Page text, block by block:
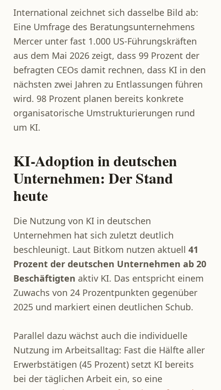
International zeichnet sich dasselbe Bild ab:
Eine Umfrage des Beratungsunternehmens
Mercer unter fast 1.000 US-Führungskräften
aus dem Mai 2026 zeigt, dass 99 Prozent der
befragten CEOs damit rechnen, dass KI in den
nächsten zwei Jahren zu Entlassungen führen
wird. 98 Prozent planen bereits konkrete
organisatorische Umstrukturierungen rund
um KI.
KI-Adoption in deutschen
Unternehmen: Der Stand
heute
Die Nutzung von KI in deutschen
Unternehmen hat sich zuletzt deutlich
beschleunigt. Laut Bitkom nutzen aktuell 41
Prozent der deutschen Unternehmen ab 20
Beschäftigten aktiv KI. Das entspricht einem
Zuwachs von 24 Prozentpunkten gegenüber
2025 und markiert einen deutlichen Schub.
Parallel dazu wächst auch die individuelle
Nutzung im Arbeitsalltag: Fast die Hälfte aller
Erwerbstätigen (45 Prozent) setzt KI bereits
bei der täglichen Arbeit ein, so eine